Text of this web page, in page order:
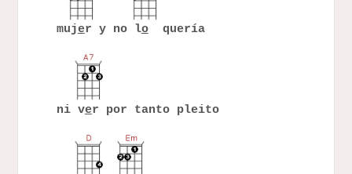
mujer y no loquería
ni ver por tanto pleito